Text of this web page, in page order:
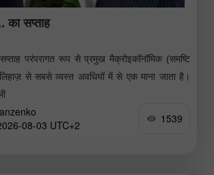
सप्ताह
परंपरागत रूप से प्रमुख मैक्रोइकॉनॉमिक (समष्टि
से सबसे व्यस्त अवधियों में से एक माना जाता है।
08-03 UTC+2
1539